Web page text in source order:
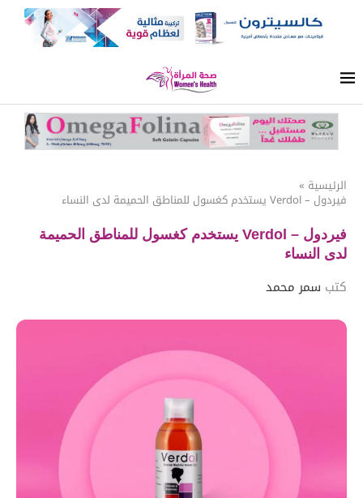
الرئيسية »
فيردول – Verdol يستخدم كغسول للمناطق الحميمة لدى النساء
فيردول – Verdol يستخدم كغسول للمناطق الحميمة
لدى النساء
كتب سمر محمد